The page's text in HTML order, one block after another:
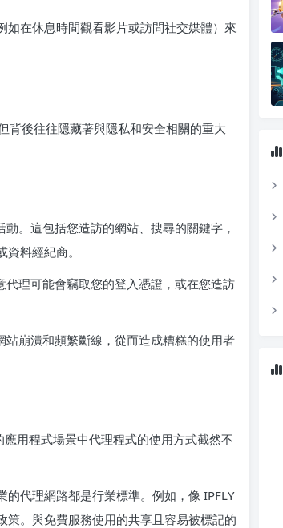
在休息時間觀看影片或訪問社交媒體）來
背後往往隱藏著與隱私和安全相關的重大
。這包括您造訪的網站、搜尋的關鍵字，
料經紀商。
理可能會竊取您的登入憑證，或在您造訪
崩潰和頻繁斷線，從而造成糟糕的使用者
用程式場景中代理程式的使用方式截然不
代理網路都是行業標準。例如，像 IPFLY
。與免費服務使用的共享且容易被標記的